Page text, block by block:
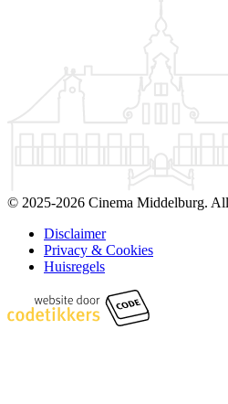
© 2025-2026 Cinema Middelburg.
Disclaimer
Privacy & Cookies
Huisregels